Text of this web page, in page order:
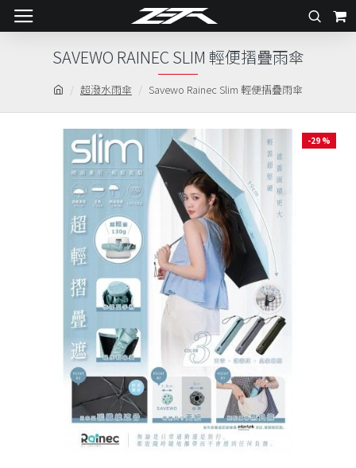
超潑水雨傘 Savewo Rainec Slim 輕便摺疊雨傘
SAVEWO RAINEC SLIM 輕便摺疊雨傘
-29 %